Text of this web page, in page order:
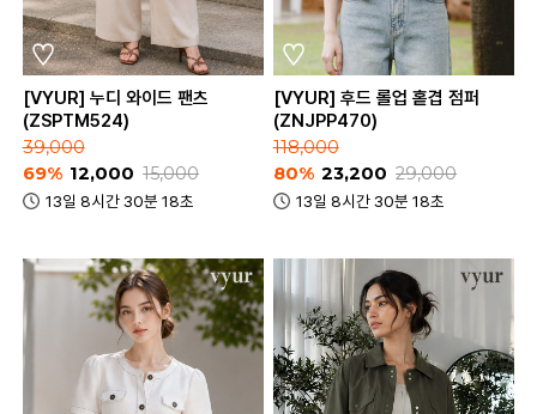
[VYUR] 누디 와이드 팬츠
(ZSPTM524)
39,000
69% 12,000 15,000
13일 8시간 30분 18초
[VYUR] 후드 롤업 홑겹 점퍼
(ZNJPP470)
118,000
80% 23,200 29,000
13일 8시간 30분 18초